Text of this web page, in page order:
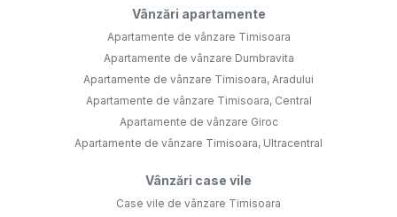
Vânzări apartamente
Apartamente de vânzare Timisoara
Apartamente de vânzare Dumbravita
Apartamente de vânzare Timisoara, Aradului
Apartamente de vânzare Timisoara, Central
Apartamente de vânzare Giroc
Apartamente de vânzare Timisoara, Ultracentral
Vânzări case vile
Case vile de vânzare Timisoara